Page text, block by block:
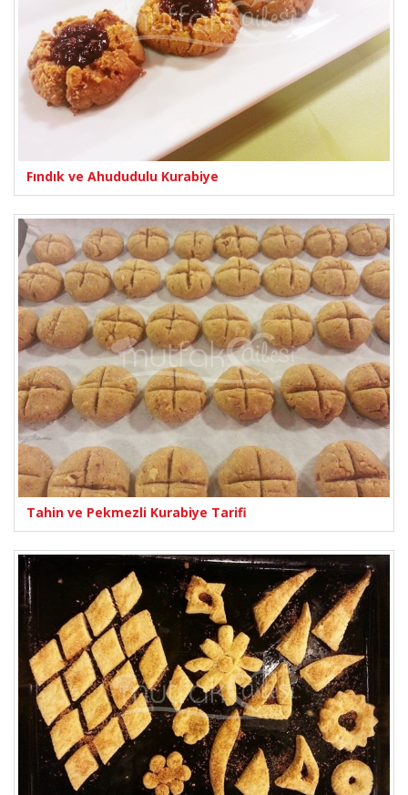
Fındık ve Ahududulu Kurabiye
Tahin ve Pekmezli Kurabiye Tarifi